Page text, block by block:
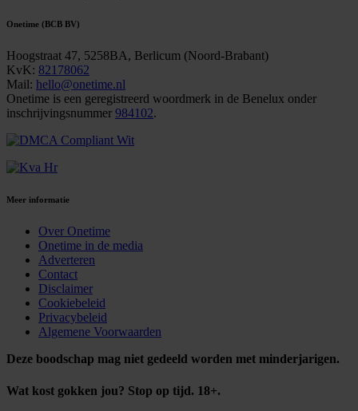
Onetime (BCB BV)
Hoogstraat 47, 5258BA, Berlicum (Noord-Brabant)
KvK: 82178062
Mail: hello@onetime.nl
Onetime is een geregistreerd woordmerk in de Benelux onder
inschrijvingsnummer 984102.
Meer informatie
Over Onetime
Onetime in de media
Adverteren
Contact
Disclaimer
Cookiebeleid
Privacybeleid
Algemene Voorwaarden
Deze boodschap mag niet gedeeld worden met minderjarigen.
Wat kost gokken jou? Stop op tijd. 18+.